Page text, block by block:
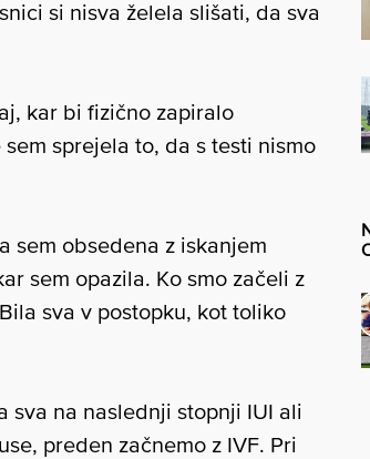
si nisva želela slišati, da sva
kar bi fizično zapiralo
sprejela to, da s testi nismo
sem obsedena z iskanjem
sem opazila. Ko smo začeli z
sva v postopku, kot toliko
sva na naslednji stopnji IUI ali
preden začnemo z IVF. Pri